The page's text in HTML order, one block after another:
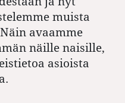
muista
avaamme
näille naisille,
asioista